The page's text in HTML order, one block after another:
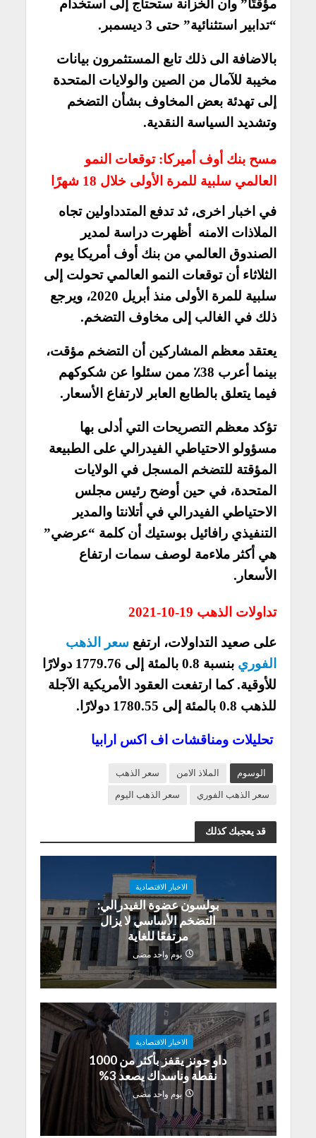
مؤقتًا” وأن الخزانة ستحتاج إلى استخدام
“تدابير استثنائية” حتى 3 ديسمبر.
بالاضافة الى ذلك تابع المستثمرون بيانات
مخيبة للآمال من الصين والولايات المتحدة
إلى تهدئة بعض المخاوف بشأن التضخم
وتشديد السياسة النقدية.
مسح بنك أوف أميركا: توقعات النمو
العالمي سلبية للمرة الأولى خلال 18 شهرًا
في اخبار اخرى، ثد تدفع المتدداولين تجاه
الملاذات الامنه أظهرت دراسة لمدير
الصندوق العالمي من بنك أوف أمريكا يوم
الثلاثاء أن توقعات النمو العالمي تحولت إلى
سلبية للمرة الأولى منذ أبريل 2020، ويرجع
ذلك في الغالب إلى مخاوف التضخم.
يعتقد معظم المشاركين أن التضخم مؤقت،
بينما أعرب 38٪ ممن سئلوا عن شكوكهم
فيما يتعلق بالطابع العابر لارتفاع الأسعار.
تؤكد معظم التصريحات التي أدلى بها
مسؤولو الاحتياطي الفيدرالي على الطبيعة
المؤقتة للتضخم المسجل في الولايات
المتحدة، في حين أوضح رئيس مجلس
الاحتياطي الفيدرالي في أتلانتا والمدير
التنفيذي رافائيل بوستيك أن كلمة “عرضي”
هي أكثر ملاءمة لوصف سمات ارتفاع
الأسعار.
تداولات الذهب 19-10-2021
على صعيد التداولات، ارتفعسعر الذهب
الفوري
بنسبة 0.8 بالمئة إلى 1779.76 دولارًا
للأوقية. كما ارتفعت العقود الأمريكية الآجلة
للذهب 0.8 بالمئة إلى 1780.55 دولارًا.
تحليلات ومناقشات اف اكس ارابيا
الوسوم الملاذ الامن
سعر الذهب
سعر الذهب الفوري
سعر الذهب اليوم
قد يعجبك كذلك
الاخبار الاقتصادية
بولسون عضوة الفيدرالي:
التضخم الأساسي لا يزال
مرتفعًا للغاية
يوم واحد مضى
الاخبار الاقتصادية
داو جونز يقفز بأكثر من 1000
نقطة وناسداك يصعد 3%
يوم واحد مضى